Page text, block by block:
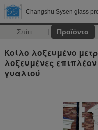
Changshu Sysen glass
Σπίτι Προϊόντα
Κοίλο λοξευμένο
λοξευμένες
γυαλιού